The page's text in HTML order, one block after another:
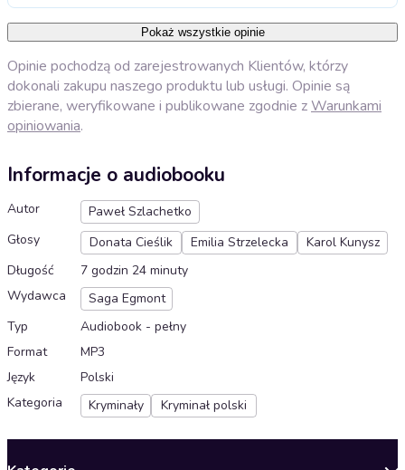
Pokaż wszystkie opinie
Opinie pochodzą od zarejestrowanych Klientów, którzy
dokonali zakupu naszego produktu lub usługi. Opinie są
zbierane, weryfikowane i publikowane zgodnie zWarunkami
opiniowania.
Informacje o audiobooku
Autor
Paweł Szlachetko
Głosy
Donata Cieślik Emilia Strzelecka
Karol Kunysz
Długość
7 godzin 24 minuty
Wydawca
Saga Egmont
Typ
Audiobook - pełny
Format
MP3
Język
Polski
Kategoria
Kryminały Kryminał polski